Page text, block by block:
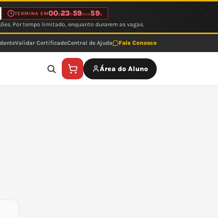
TERMINA EM00d23 h59min59s
Por tempo limitado, enquanto durarem as vagas.
Validar CertificadoCentral de Ajuda Fale Conosco
Área do Aluno